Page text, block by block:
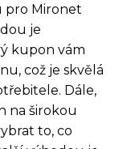
pro Mironet
je
kupon vám
což je skvělá
Dále,
na širokou
to, co